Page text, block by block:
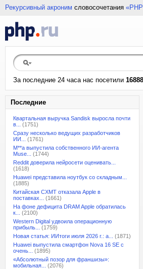
Рекурсивный акроним словосочетания
За последние 24 часа нас посетили
Последние
Квартальная выручка Sandisk выросла почти
в...
(1751)
Сразу несколько ведущих разработчиков
ИИ...
(1761)
M**a выпустила собственного ИИ-агента
Muse...
(1744)
Reddit доверила нейросети оценивать...
(1618)
Huawei представила ноутбук со складным...
(1885)
Китайская CXMT отказала Apple в
поставках...
(1661)
На фоне дефицита DRAM Apple обратилась
к...
(2100)
Western Digital удвоила операционную
прибыль...
(1759)
Новая статья: ИИтоги июля 2026 г.: а...
(1871)
Huawei выпустила смартфон Nova 16 SE с
очень...
(1895)
«Абсолютный позор для франшизы»:
мобильная...
(2076)